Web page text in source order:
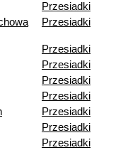
Przesiadki
Przesiadki
Przesiadki
Przesiadki
Przesiadki
Przesiadki
Przesiadki
Przesiadki
Przesiadki